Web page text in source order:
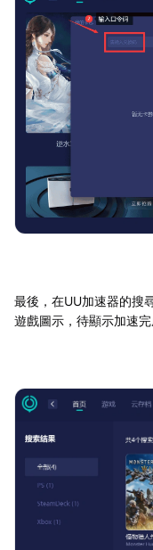
最後，在UU加速器的搜
遊戲圖示，待顯示加速完